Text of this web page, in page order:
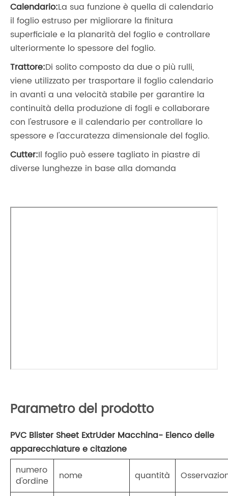
Calendario:La sua funzione è quella di calendario
il foglio estruso per migliorare la finitura
superficiale e la planarità del foglio e controllare
ulteriormente lo spessore del foglio.
Trattore:Di solito composto da due o più rulli,
viene utilizzato per trasportare il foglio calendario
in avanti a una velocità stabile per garantire la
continuità della produzione di fogli e collaborare
con l'estrusore e il calendario per controllare lo
spessore e l'accuratezza dimensionale del foglio.
Cutter:Il foglio può essere tagliato in piastre di
diverse lunghezze in base alla domanda
Parametro del prodotto
PVC Blister Sheet ExtrUder Macchina- Elenco delle
apparecchiature e citazione
numero
d'ordine
nome quantità